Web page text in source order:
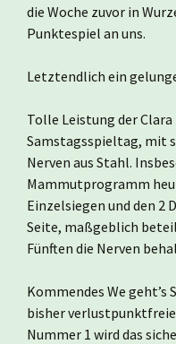
die Woche zuvor in
Punktespiel an uns.
Letztendlich ein
Tolle Leistung der
Samstagsspieltag, mit
Nerven aus Stahl.
Mammutprogramm
Einzelsiegen und den 2
Seite, maßgeblich
Fünften die Nerven
Kommendes We
bisher
Nummer 1 wird das